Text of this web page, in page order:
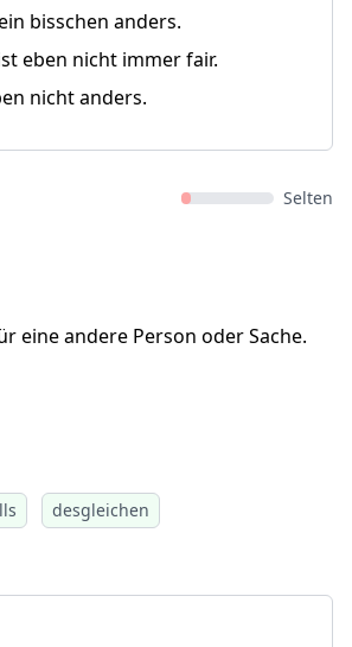
bisschen anders.
eben nicht immer fair.
nicht anders.
Selten
eine andere Person oder Sache.
desgleichen